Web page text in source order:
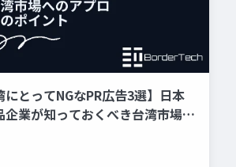
にとってNGなPR広告3選】日本
企業が知っておくべき台湾市場へ